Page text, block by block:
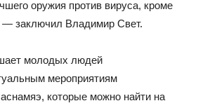
оружия против вируса, кроме
— заключил Владимир Свет.
молодых людей
мероприятиям
которые можно найти на